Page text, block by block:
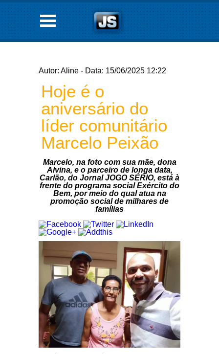
Autor: Aline - Data: 15/06/2025 12:22
Hoje é o
aniversário do
líder comunitário
Marcelo Peixão
Marcelo, na foto com sua mãe, dona
Alvina, e o parceiro de longa data,
Carlão, do Jornal JOGO SÉRIO, está à
frente do programa social Exército do
Bem, por meio do qual atua na
promoção social de milhares de
famílias